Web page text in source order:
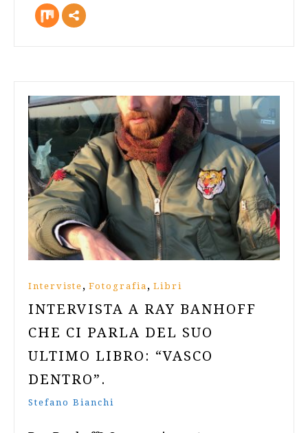
Interviste , Fotografia , Libri
INTERVISTA A RAY BANHOFF
CHE CI PARLA DEL SUO
ULTIMO LIBRO: “VASCO
DENTRO”.
Stefano Bianchi